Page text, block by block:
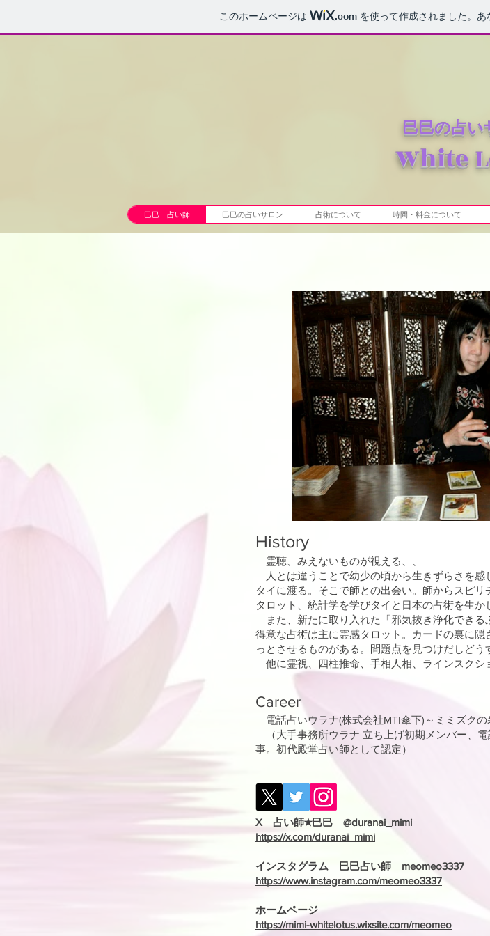
このホームページは .com を使って作成されました。
巳巳の占い
White
巳巳 占い師 巳巳の占いサロン 占術について 時間・料金について
History
霊聴、みえないものが視える、、
人とは違うことで幼少の頃から生きずらさを感
タイに渡る。そこで師との出会い。師からスピ
タロット、統計学を学びタイと日本の占術を生か
また、新たに取り入れた「邪気抜き浄化できる
得意な占術は主に霊感タロット。カードの裏に
っとさせるものがある。問題点を見つけだしどう
他に霊視、四柱推命、手相人相、ラインスクシ
Career
電話占いウラナ(株式会社MTI傘下)～ミミズクの
（大手事務所ウラナ 立ち上げ初期メンバー、
事。初代殿堂占い師として認定）
X 占い師★巳巳 @duranai_mimi
https://x.com/duranai_mimi
インスタグラム 巳巳占い師 meomeo3337
https://www.instagram.com/meomeo3337
ホームページ
https://mimi-whitelotus.wixsite.com/meomeo